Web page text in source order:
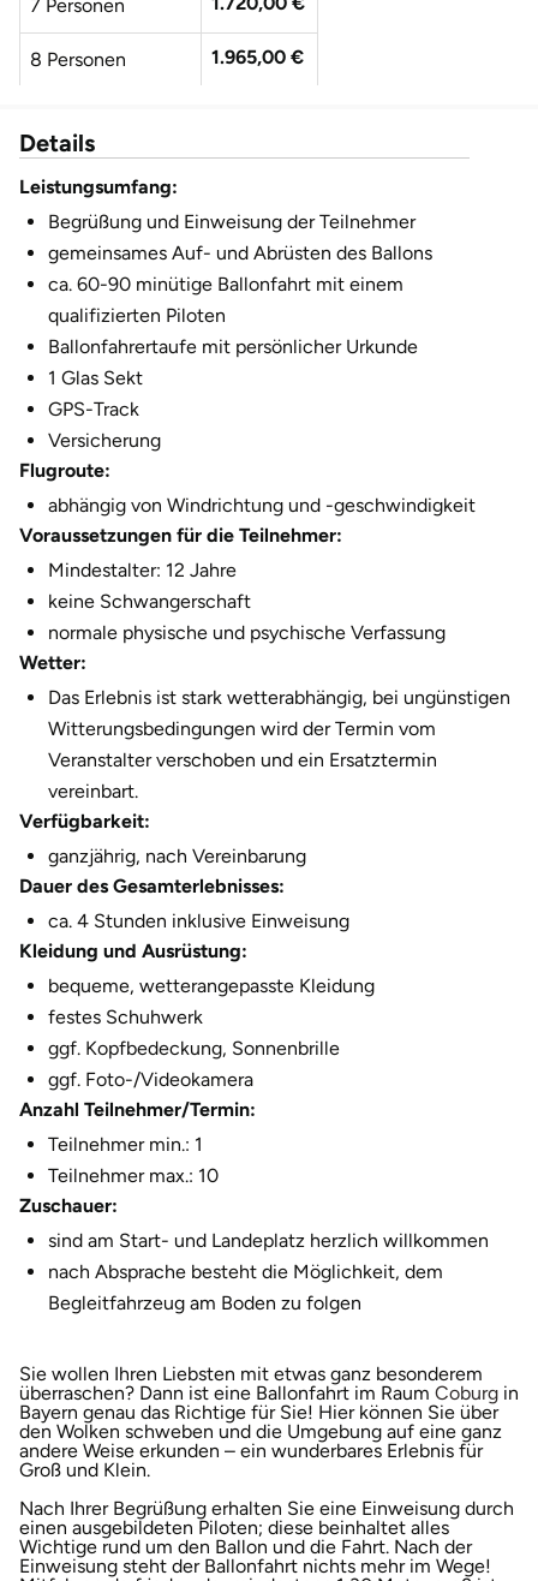
7 Personen
8 Personen 1.965,00 €
2.455,00 €
Details
Leistungsumfang:
Begrüßung und Einweisung der Teilnehmer
gemeinsames Auf- und Abrüsten des Ballons
ca. 60-90 minütige Ballonfahrt mit einem
qualifizierten Piloten
Ballonfahrertaufe mit persönlicher Urkunde
1 Glas Sekt
GPS-Track
Versicherung
Flugroute:
abhängig von Windrichtung und -geschwindigkeit
Voraussetzungen für die Teilnehmer:
Mindestalter: 12 Jahre
keine Schwangerschaft
normale physische und psychische Verfassung
Wetter:
Das Erlebnis ist stark wetterabhängig, bei ungünstigen
Witterungsbedingungen wird der Termin vom
Veranstalter verschoben und ein Ersatztermin
vereinbart.
Verfügbarkeit:
ganzjährig, nach Vereinbarung
Dauer des Gesamterlebnisses:
ca. 4 Stunden inklusive Einweisung
Kleidung und Ausrüstung:
bequeme, wetterangepasste Kleidung
festes Schuhwerk
ggf. Kopfbedeckung, Sonnenbrille
ggf. Foto-/Videokamera
Anzahl Teilnehmer/Termin:
Teilnehmer min.: 1
Teilnehmer max.: 10
Zuschauer:
sind am Start- und Landeplatz herzlich willkommen
nach Absprache besteht die Möglichkeit, dem
Begleitfahrzeug am Boden zu folgen
Sie wollen Ihren Liebsten mit etwas ganz besonderem
überraschen? Dann ist eine Ballonfahrt im Raum Coburg in
Bayern genau das Richtige für Sie! Hier können Sie über
den Wolken schweben und die Umgebung auf eine ganz
andere Weise erkunden – ein wunderbares Erlebnis für
Groß und Klein.
Nach Ihrer Begrüßung erhalten Sie eine Einweisung durch
einen ausgebildeten Piloten; diese beinhaltet alles
Wichtige rund um den Ballon und die Fahrt. Nach der
Einweisung steht der Ballonfahrt nichts mehr im Wege!